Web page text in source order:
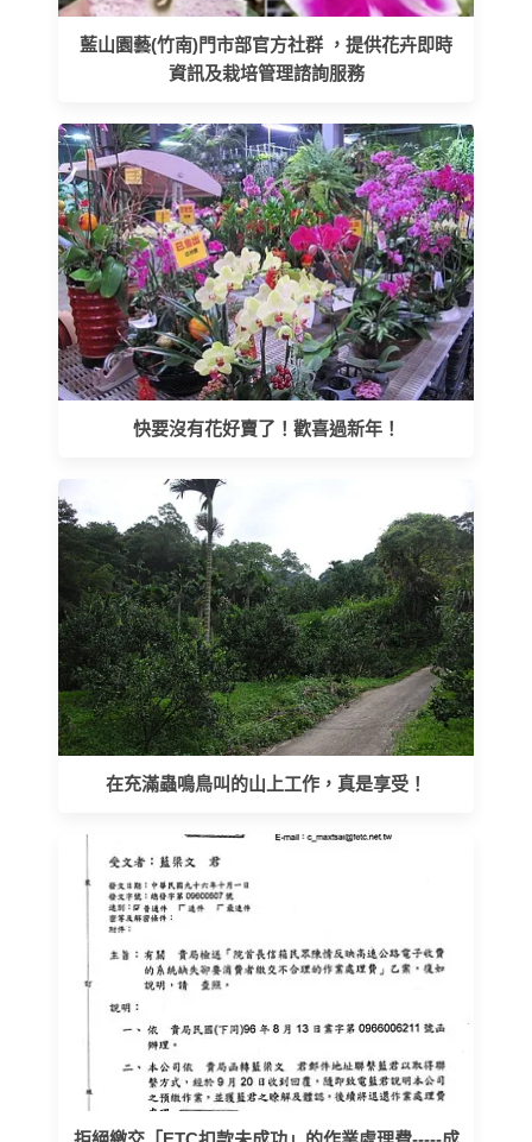
藍山園藝(竹南)門市部官方社群 ，提供花卉即時
資訊及栽培管理諮詢服務
快要沒有花好賣了！歡喜過新年！
在充滿蟲鳴鳥叫的山上工作，真是享受！